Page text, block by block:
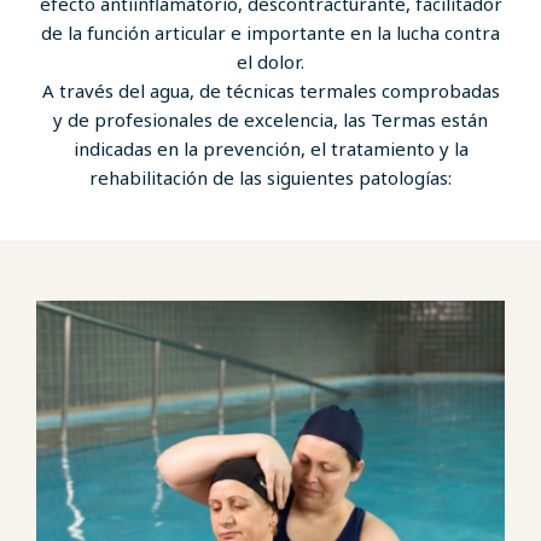
de la función articular e importante en la lucha contra
el dolor.
A través del agua, de técnicas termales comprobadas
y de profesionales de excelencia, las Termas están
indicadas en la prevención, el tratamiento y la
rehabilitación de las siguientes patologías: